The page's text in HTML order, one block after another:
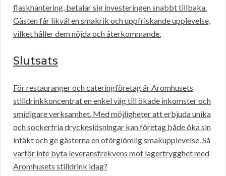
flaskhantering, betalar sig investeringen snabbt tillbaka.
Gästen får likväl en smakrik och uppfriskande upplevelse,
vilket håller dem nöjda och återkommande.
Slutsats
För restauranger och cateringföretag är Aromhusets
stilldrinkkoncentrat en enkel väg till ökade inkomster och
smidigare verksamhet. Med möjligheter att erbjuda unika
och sockerfria dryckeslösningar kan företag både öka sin
intäkt och ge gästerna en oförglömlig smakupplevelse. Så
varför inte byta leveransfrekvens mot lagertrygghet med
Aromhusets stilldrink idag?